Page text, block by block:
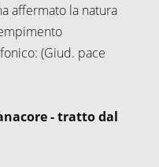
affermato la natura
(Giud. pace
- tratto dal